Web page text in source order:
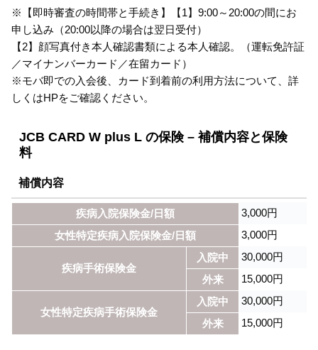
※【即時審査の時間帯と手続き】【1】9:00～20:00の間にお
申し込み（20:00以降の場合は翌日受付）
【2】顔写真付き本人確認書類による本人確認。（運転免許証
／マイナンバーカード／在留カード）
※モバ即での入会後、カード到着前の利用方法について、詳
しくはHPをご確認ください。
JCB CARD W plus L の保険 – 補償内容と保険
料
補償内容
疾病入院保険金/日額
3,000円
女性特定疾病入院保険金/日額
3,000円
疾病手術保険金
入院中
30,000円
外来
15,000円
女性特定疾病手術保険金
入院中
30,000円
外来
15,000円